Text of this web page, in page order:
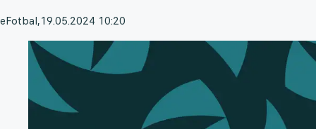
eFotbal,19.05.2024 10:20